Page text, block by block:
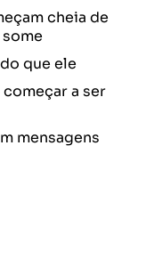
cheia de
que ele
a ser
mensagens